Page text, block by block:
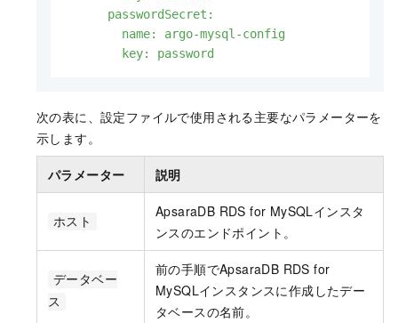
      passwordSecret:
        name: argo-mysql-config
        key: password
次の表に、設定ファイルで使用される主要なパラメーターを
示します。
パラメーター 説明
ホスト
ApsaraDB RDS for MySQLインスタ
ンスのエンドポイント。
データベー
ス
前の手順でApsaraDB RDS for
MySQLインスタンスに作成したデー
タベースの名前。